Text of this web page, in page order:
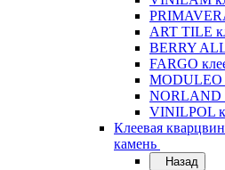
ART TILE
BERRY
FARGO
MODULEO
NORLAND
VINILPOL
Клеевая
камень
Назад